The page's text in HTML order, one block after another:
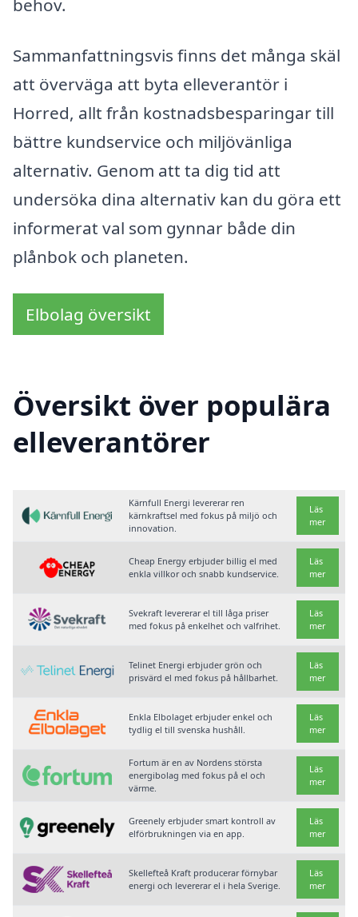
Sammanfattningsvis finns det många skäl
att överväga att byta elleverantör i
Horred, allt från kostnadsbesparingar till
bättre kundservice och miljövänliga
alternativ. Genom att ta dig tid att
undersöka dina alternativ kan du göra ett
informerat val som gynnar både din
plånbok och planeten.
Elbolag översikt
Översikt över populära
elleverantörer
Kärnfull Energi levererar ren
kärnkraftsel med fokus på miljö och
innovation.
Läs
mer
Cheap Energy erbjuder billig el med
enkla villkor och snabb kundservice.
Läs
mer
Svekraft levererar el till låga priser
med fokus på enkelhet och valfrihet.
Läs
mer
Telinet Energi erbjuder grön och
prisvärd el med fokus på hållbarhet.
Läs
mer
Enkla Elbolaget erbjuder enkel och
tydlig el till svenska hushåll.
Läs
mer
Fortum är en av Nordens största
energibolag med fokus på el och
värme.
Läs
mer
Greenely erbjuder smart kontroll av
elförbrukningen via en app.
Läs
mer
Skellefteå Kraft producerar förnybar
energi och levererar el i hela Sverige.
Läs
mer